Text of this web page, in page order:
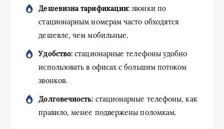
Дешевизна тарификации: звонки по
стационарным номерам часто обходятся
дешевле, чем мобильные.
Удобство: стационарные телефоны удобно
использовать в офисах с большим потоком
звонков.
Долговечность: стационарные телефоны, как
правило, менее подвержены поломкам.